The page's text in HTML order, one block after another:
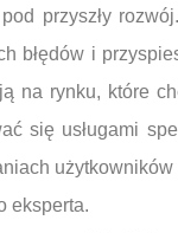
przyszły
błędów i
na rynku, które
się usługami
eksperta.